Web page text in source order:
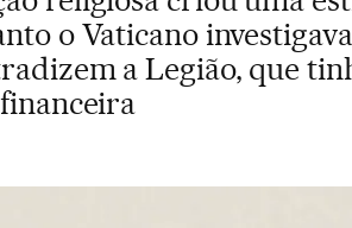
o Vaticano
a Legião, que